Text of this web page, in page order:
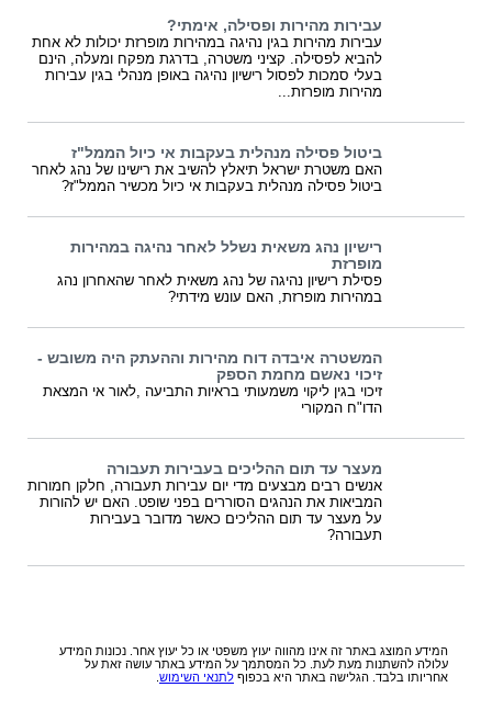
עבירות מהירות ופסילה, אימתי?
עבירות מהירות בגין נהיגה במהירות מופרזת יכולות לא אחת
להביא לפסילה. קציני משטרה, בדרגת מפקח ומעלה, הינם
בעלי סמכות לפסול רישיון נהיגה באופן מנהלי בגין עבירות
מהירות מופרזת...
ביטול פסילה מנהלית בעקבות אי כיול הממל"ז
האם משטרת ישראל תיאלץ להשיב את רישינו של נהג לאחר
ביטול פסילה מנהלית בעקבות אי כיול מכשיר הממל"ז?
רישיון נהג משאית נשלל לאחר נהיגה במהירות
מופרזת
פסילת רישיון נהיגה של נהג משאית לאחר שהאחרון נהג
במהירות מופרזת, האם עונש מידתי?
המשטרה איבדה דוח מהירות וההעתק היה משובש -
זיכוי נאשם מחמת הספק
זיכוי בגין ליקוי משמעותי בראיות התביעה ,לאור אי המצאת
הדו"ח המקורי
מעצר עד תום ההליכים בעבירות תעבורה
אנשים רבים מבצעים מדי יום עבירות תעבורה, חלקן חמורות
המביאות את הנהגים הסוררים בפני שופט. האם יש להורות
על מעצר עד תום ההליכים כאשר מדובר בעבירות
תעבורה?
המידע המוצג באתר זה אינו מהווה יעוץ משפטי או כל יעוץ אחר. נכונות המידע
עלולה להשתנות מעת לעת. כל המסתמך על המידע באתר עושה זאת על
אחריותו בלבד. הגלישה באתר היא בכפוף לתנאי השימוש